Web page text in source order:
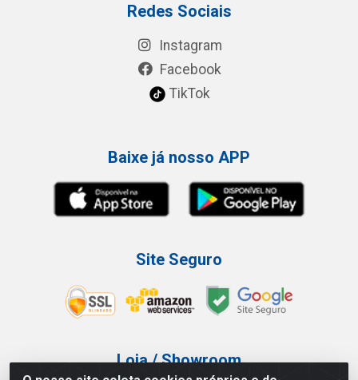
Redes Sociais
Instagram
Facebook
TikTok
Baixe já nosso APP
Site Seguro
Loja / Showroom